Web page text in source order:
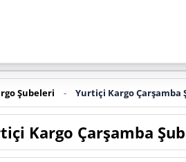
Şubeleri - Yurtiçi Kargo Çarşamba
Kargo Çarşamba